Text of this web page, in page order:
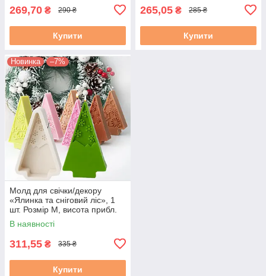
269,70 ₴ 290 ₴
Купити
265,05 ₴ 285 ₴
Купити
Новинка –7%
Молд для свічки/декору
«Ялинка та сніговий ліс», 1
шт. Розмір М, висота прибл.
12 см
В наявності
311,55 ₴ 335 ₴
Купити